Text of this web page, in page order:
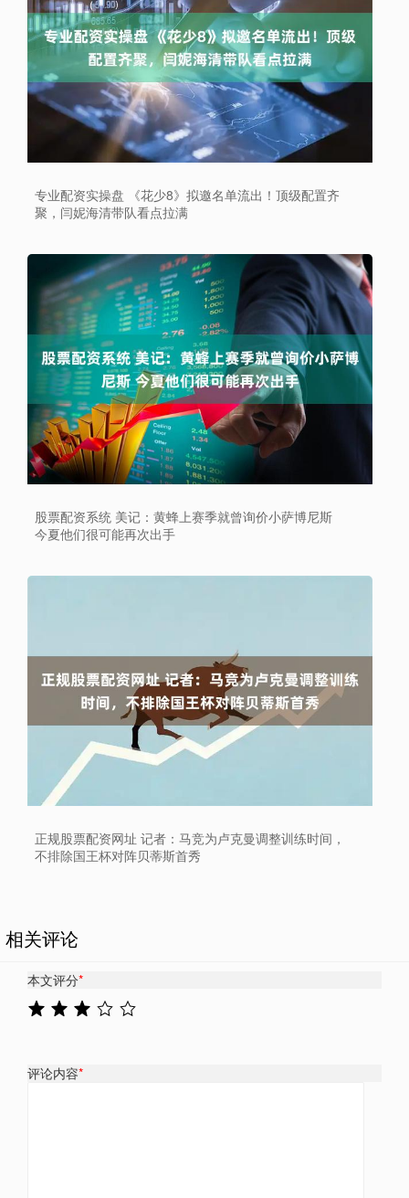
专业配资实操盘 《花少8》拟邀名单流出！顶级配置齐
聚，闫妮海清带队看点拉满
股票配资系统 美记：黄蜂上赛季就曾询价小萨博尼斯
今夏他们很可能再次出手
正规股票配资网址 记者：马竞为卢克曼调整训练时间，
不排除国王杯对阵贝蒂斯首秀
相关评论
本文评分*
评论内容*